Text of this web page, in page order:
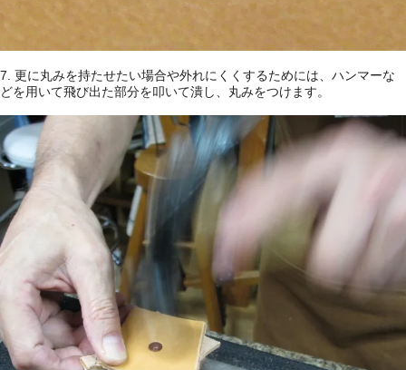
7. 更に丸みを持たせたい場合や外れにくくするためには、ハンマーな
どを用いて飛び出た部分を叩いて潰し、丸みをつけます。